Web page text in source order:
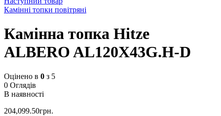
Камінні топки повітряні
Камінна топка Hitze
ALBERO AL120X43G.H-D
Оцінено в 0 з 5
0 Оглядів
В наявності
204,099.50грн.